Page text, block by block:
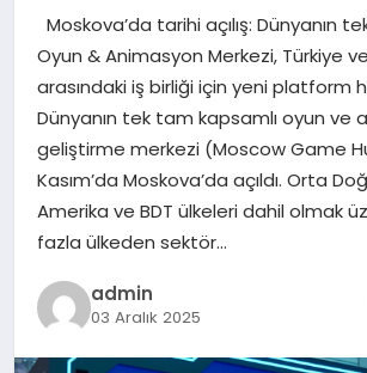
TEKNOLOJI
Moskova’da tarihi açılış: Dünyanın
Oyun & Animasyon Merkezi, Türkiye
arasındaki iş birliği için yeni platform
Dünyanın tek tam kapsamlı oyun ve
geliştirme merkezi (Moscow Game
Kasım’da Moskova’da açıldı. Orta
Amerika ve BDT ülkeleri dahil olmak
fazla ülkeden sektör…
admin
03 Aralık 2025